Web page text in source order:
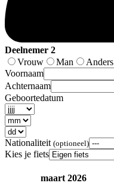
Deelnemer 2
Vrouw
Man
Anders
Voornaam
Achternaam
Geboortedatum
Nationaliteit (optioneel)
Kies je fiets
maart 2026